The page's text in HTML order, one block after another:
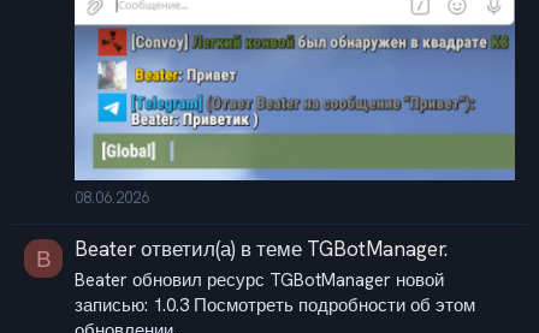
08.06.2026
B Beaterответил(а) в теме TGBotManager.
Beater обновил ресурс TGBotManager новой
записью: 1.0.3 Посмотреть подробности об этом